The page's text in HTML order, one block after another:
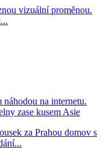
vizuální proměnou.
na internetu.
zase kusem Asie
za Prahou domov s